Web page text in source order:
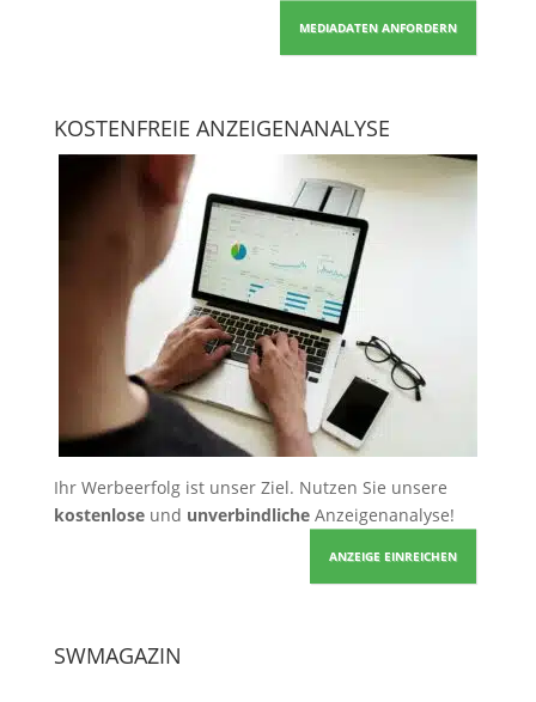
MEDIADATEN ANFORDERN
KOSTENFREIE ANZEIGENANALYSE
Ihr Werbeerfolg ist unser Ziel. Nutzen Sie unsere
kostenloseund unverbindlicheAnzeigenanalyse!
ANZEIGE EINREICHEN
SWMAGAZIN